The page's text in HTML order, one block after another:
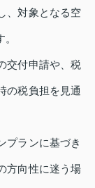
、対象となる空
交付申請や、税
の税負担を見通
プランに基づき
方向性に迷う場